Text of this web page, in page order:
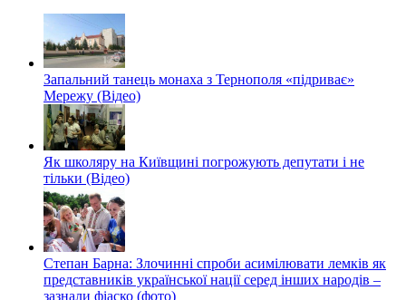
Запальний танець монаха з Тернополя «підриває»
Мережу (Відео)
Як школяру на Київщині погрожують депутати і не
тільки (Відео)
Степан Барна: Злочинні спроби асимілювати лемків як
представників української нації серед інших народів –
зазнали фіаско (фото)